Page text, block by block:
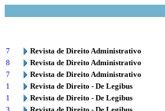
7
Revista de Direito Administrativo
8
Revista de Direito Administrativo
7
Revista de Direito Administrativo
1
Revista de Direito - De Legibus
1
Revista de Direito - De Legibus